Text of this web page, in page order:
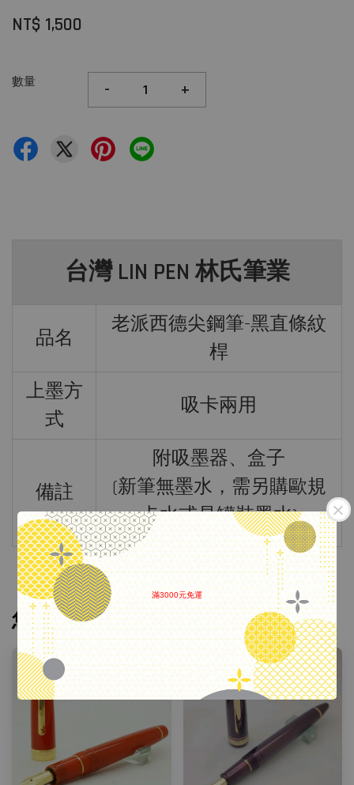
滿3000元免運
NT$ 1,500
數量 - +
台灣 LIN PEN 林氏筆業
品名
老派西德尖鋼筆-黑直條紋
桿
上墨方
式
吸卡兩用
備註
附吸墨器、盒子
(新筆無墨水，需另購歐規
卡水或是罐裝墨水)
您可能也喜歡